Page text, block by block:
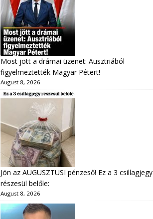
Most jött a drámai üzenet: Ausztriából
figyelmeztették Magyar Pétert!
August 8, 2026
Jön az AUGUSZTUSI pénzeső! Ez a 3 csillagjegy
részesül belőle:
August 8, 2026